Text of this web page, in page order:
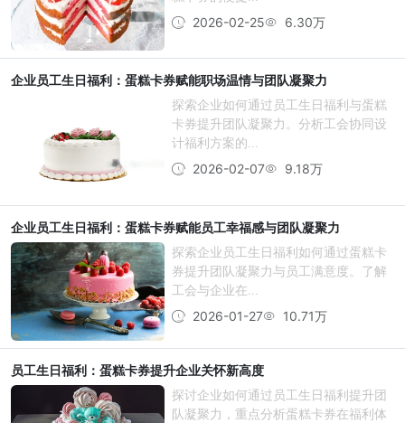
2026-02-25
6.30万
企业员工生日福利：蛋糕卡券赋能职场温情与团队凝聚力
探索企业如何通过员工生日福利与蛋糕
卡券提升团队凝聚力。分析工会协同设
计福利方案的...
2026-02-07
9.18万
企业员工生日福利：蛋糕卡券赋能员工幸福感与团队凝聚力
探索企业员工生日福利如何通过蛋糕卡
券提升团队凝聚力与员工满意度。了解
工会与企业在...
2026-01-27
10.71万
员工生日福利：蛋糕卡券提升企业关怀新高度
探讨企业如何通过员工生日福利提升团
队凝聚力，重点分析蛋糕卡券在福利体